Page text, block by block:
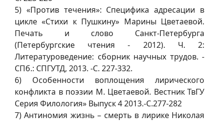
5) «Против течения»: Специфика адресации в
цикле «Стихи к Пушкину» Марины Цветаевой.
Печать и слово Санкт-Петербурга
(Петербургские чтения - 2012). Ч. 2:
Литературоведение: сборник научных трудов. -
СПб.: СПГУТД, 2013. -С. 227-332.
6) Особенности воплощения лирического
конфликта в поэзии М. Цветаевой. Вестник ТвГУ
Серия Филология» Выпуск 4 2013.-С.277-282
7) Антиномия жизнь – смерть в лирике Николая